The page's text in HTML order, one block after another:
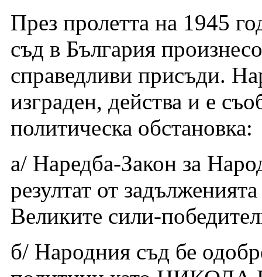
През пролетта на 1945
съд в България
справедливи присъди.
изграден, действа и е
политическа обстановка:
а/ Наредба-Закон за
резултат от
Великите сили-
б/ Народния съд бе